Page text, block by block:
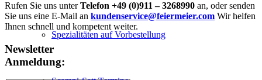
Spezialitäten auf Vorbestellung
Rufen Sie uns unterTelefon +49 (0)911 – 3268990 an, oder senden
Sie uns eine E-Mail an kundenservice@feiermeier.com Wir helfen
Ihnen schnell und kompetent weiter.
Newsletter
Anmeldung: